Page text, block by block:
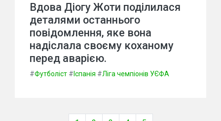
Вдова Діогу Жоти поділилася
деталями останнього
повідомлення, яке вона
надіслала своєму коханому
перед аварією.
#Футболіст # Іспанія #Ліга чемпіонів УЄФА